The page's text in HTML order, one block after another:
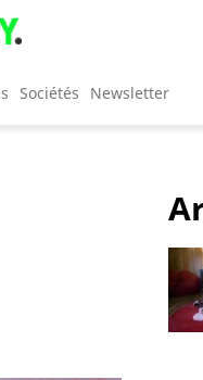
Sociétés Newsletter